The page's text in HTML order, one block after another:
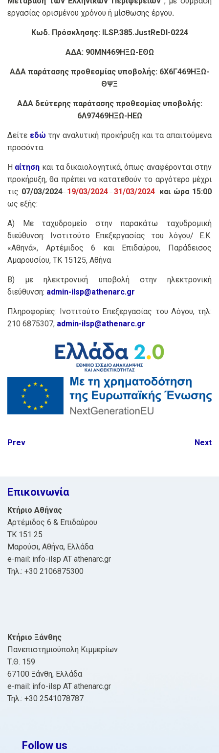
εργασίας ορισμένου χρόνου ή μίσθωσης έργου.
Κωδ. Πρόσκλησης: ILSP.385.JustReDI-0224
ΑΔΑ: 90ΜΝ469ΗΞΩ-ΕΘΩ
ΑΔΑ παράτασης προθεσμίας υποβολής: 6Χ6Γ469ΗΞΩ-
ΘΨΞ
ΑΔΑ δεύτερης παράτασης προθεσμίας υποβολής:
6Λ97469ΗΞΩ-ΗΕΩ
Δείτε εδώ την αναλυτική προκήρυξη και τα απαιτούμενα
προσόντα.
Η αίτηση και τα δικαιολογητικά, όπως αναφέρονται στην
προκήρυξη, θα πρέπει να κατατεθούν το αργότερο μέχρι
τις07/03/202419/03/2024 31/03/2024 και ώρα 15:00
ως εξής:
Α) Με ταχυδρομείο στην παρακάτω ταχυδρομική
διεύθυνση: Ινστιτούτο Επεξεργασίας του λόγου/ Ε.Κ.
«Αθηνά», Αρτέμιδος 6 και Επιδαύρου, Παράδεισος
Αμαρουσίου, ΤΚ 15125, Αθήνα
Β) με ηλεκτρονική υποβολή στην ηλεκτρονική
διεύθυνση: admin-ilsp@athenarc.gr
Πληροφορίες: Ινστιτούτο Επεξεργασίας του Λόγου, τηλ:
210 6875307, admin-ilsp@athenarc.gr
Post
Prev Next
Επικοινωνία
Κτήριο Αθήνας
Αρτέμιδος 6 & Επιδαύρου
ΤΚ 151 25
Μαρούσι, Αθήνα, Ελλάδα
e-mail: info-ilsp AT athenarc.gr
Τηλ.: +30 2106875300
Κτήριο Ξάνθης
Πανεπιστημιούπολη Κιμμερίων
Τ.Θ. 159
67100 Ξάνθη, Ελλάδα
e-mail: info-ilsp AT athenarc.gr
Τηλ.: +30 2541078787
Follow us